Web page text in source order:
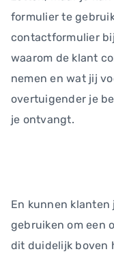
formulier te
contactformulier
waarom de klant
nemen en wat jij
overtuigender je
je ontvangt.
En kunnen
gebruiken om een
dit duidelijk boven